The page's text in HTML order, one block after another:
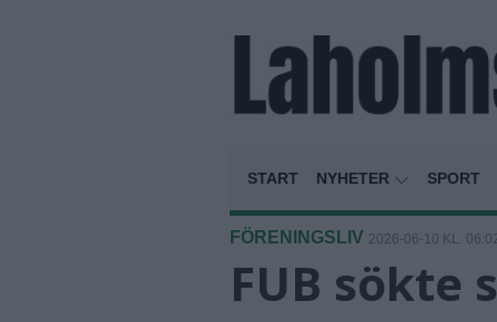
START NYHETER SPORT
FÖRENINGSLIV 2026-06-10 KL.
FUB sökte